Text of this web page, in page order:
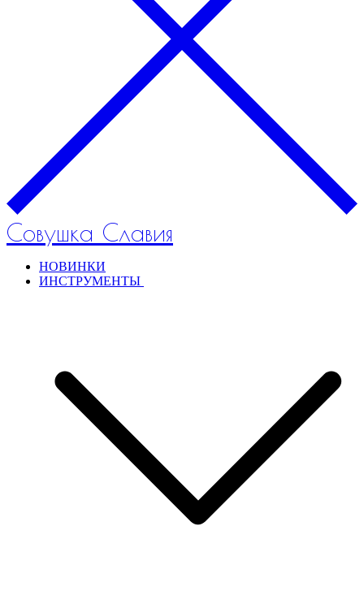
Совушка Славия
НОВИНКИ
ИНСТРУМЕНТЫ